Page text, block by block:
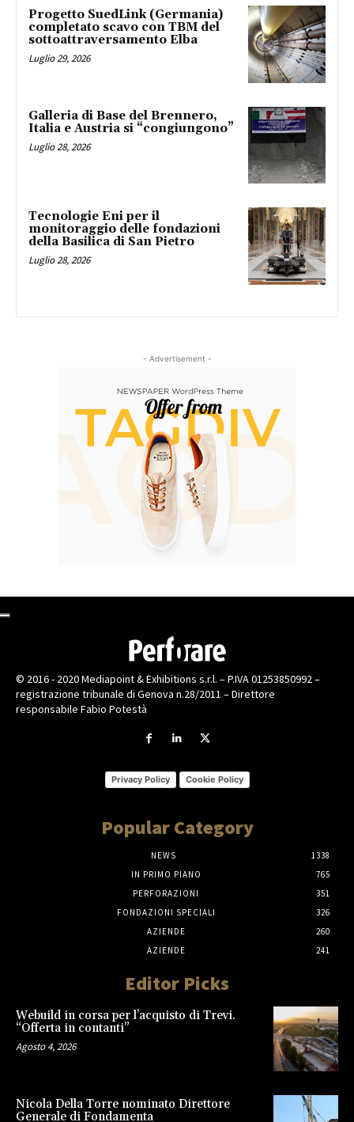
Progetto SuedLink (Germania)
completato scavo con TBM del
sottoattraversamento Elba
Luglio 29, 2026
Galleria di Base del Brennero,
Italia e Austria si “congiungono”
Luglio 28, 2026
Tecnologie Eni per il
monitoraggio delle fondazioni
della Basilica di San Pietro
Luglio 28, 2026
- Advertisement -
© 2016 - 2020 Mediapoint & Exhibitions s.r.l. – P.IVA 01253850992 –
registrazione tribunale di Genova n.28/2011 – Direttore
responsabile Fabio Potestà
Privacy Policy Cookie Policy
Popular Category
NEWS
1338
IN PRIMO PIANO
765
PERFORAZIONI
351
FONDAZIONI SPECIALI
326
AZIENDE
260
AZIENDE
241
Editor Picks
Webuild in corsa per l’acquisto di Trevi.
“Offerta in contanti”
Agosto 4, 2026
Nicola Della Torre nominato Direttore
Generale di Fondamenta